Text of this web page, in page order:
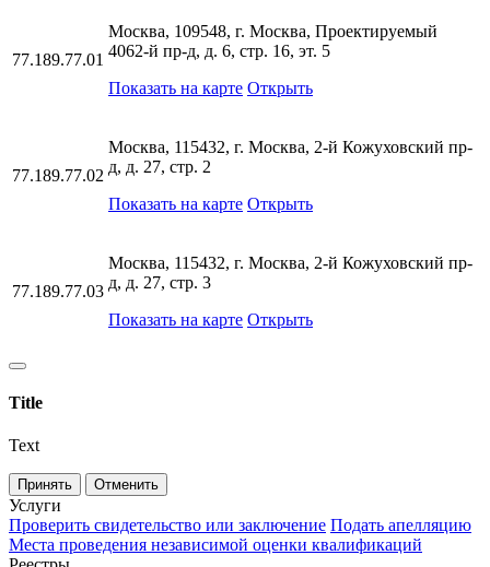
77.189.77.01
Москва, 109548, г. Москва, Проектируемый
4062-й пр-д, д. 6, стр. 16, эт. 5
Показать на карте Открыть
77.189.77.02
Москва, 115432, г. Москва, 2-й Кожуховский пр-
д, д. 27, стр. 2
Показать на карте Открыть
77.189.77.03
Москва, 115432, г. Москва, 2-й Кожуховский пр-
д, д. 27, стр. 3
Показать на карте Открыть
Title
Text
Принять Отменить
Услуги
Проверить свидетельство или заключение Подать апелляцию
Места проведения независимой оценки квалификаций